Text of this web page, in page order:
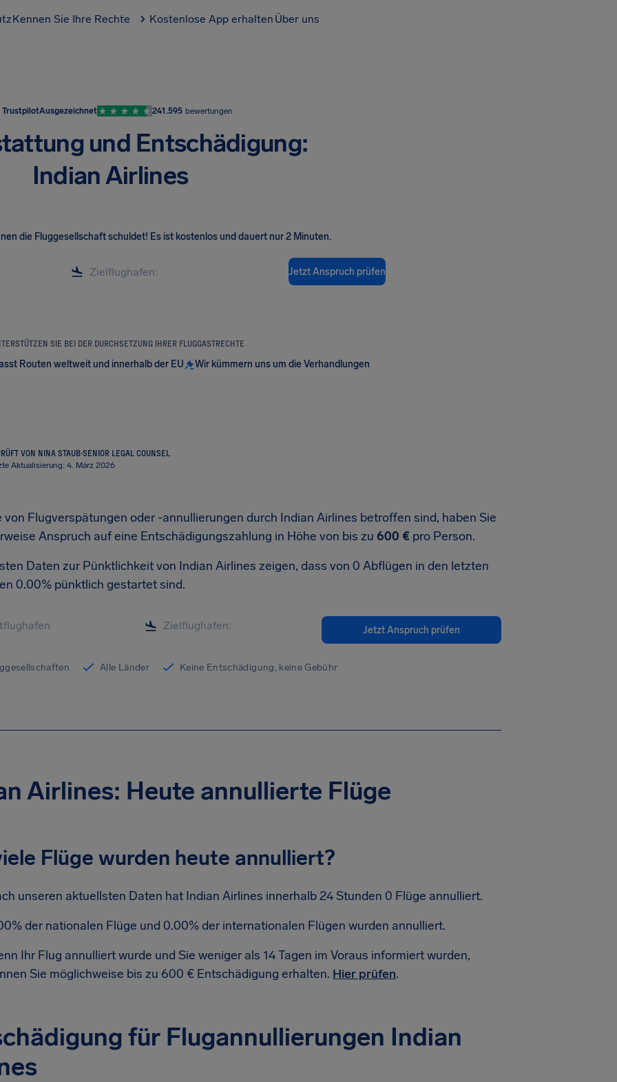
Kennen Sie Ihre Rechte Kostenlose App erhalten Über uns
TrustpilotAusgezeichnet 241.595 bewertungen
und Entschädigung:
Indian Airlines
die Fluggesellschaft schuldet! Es ist kostenlos und dauert nur 2 Minuten.
Jetzt Anspruch prüfen
SIE BEI DER DURCHSETZUNG IHRER FLUGGASTRECHTE
Routen weltweit und innerhalb der EU Wir kümmern uns um die Verhandlungen
VON NINA STAUB·SENIOR LEGAL COUNSEL
Aktualisierung: 4. März 2026
von Flugverspätungen oder -annullierungen durch Indian Airlines betroffen sind, haben Sie
Anspruch auf eine Entschädigungszahlung in Höhe von bis zu 600 € pro Person.
Daten zur Pünktlichkeit von Indian Airlines zeigen, dass von 0 Abflügen in den letzten
0.00% pünktlich gestartet sind.
Jetzt Anspruch prüfen
Alle Länder Keine Entschädigung, keine Gebühr
Airlines: Heute annullierte Flüge
Flüge wurden heute annulliert?
unseren aktuellsten Daten hat Indian Airlines innerhalb 24 Stunden 0 Flüge annulliert.
der nationalen Flüge und 0.00% der internationalen Flügen wurden annulliert.
Ihr Flug annulliert wurde und Sie weniger als 14 Tagen im Voraus informiert wurden,
Sie möglichweise bis zu 600 € Entschädigung erhalten. Hier prüfen.
für Flugannullierungen Indian